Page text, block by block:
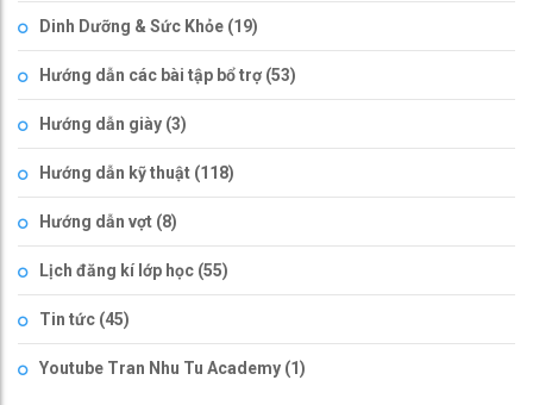
Dinh Dưỡng & Sức Khỏe (19)
Hướng dẫn các bài tập bổ trợ (53)
Hướng dẫn giày (3)
Hướng dẫn kỹ thuật (118)
Hướng dẫn vợt (8)
Lịch đăng kí lớp học (55)
Tin tức (45)
Youtube Tran Nhu Tu Academy (1)